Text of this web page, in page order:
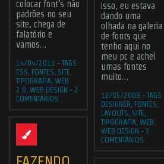
colocar font’s não
padrões no seu
site, chega de
falatório e
vamos…
14/04/2011 - TAGS:
CSS FONTES SITE
TIPOGRAFIA WEB
2.0 WEB DESIGN - 2
COMENTÁRIOS
isso, eu estava
dando uma
olhada na galeria
de fonts que
tenho aqui no
meu pc e achei
umas fontes
muito…
12/05/2009 - TAGS:
DESIGNER FONTES
LAYOUTS SITE
TIPOGRAFIA, WEB
WEB DESIGN - 3
COMENTÁRIOS
Submit
ABOUT ME JOBS BLOG
Found Me
© 2006 - 2026CHR Designer